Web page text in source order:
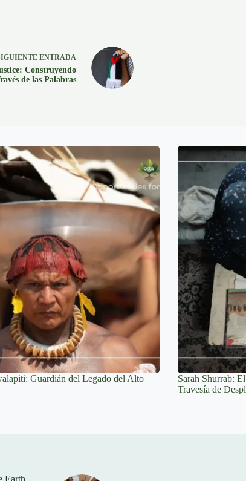
ENTRADA
Construyendo
de las Palabras
Guardián del Legado del Alto
Sarah Shurrab:
Travesía de